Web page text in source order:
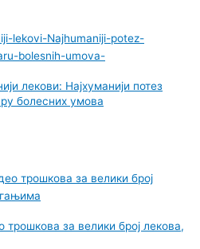
лекови: Најхуманији потез
болесних умова
за велики број лекова,